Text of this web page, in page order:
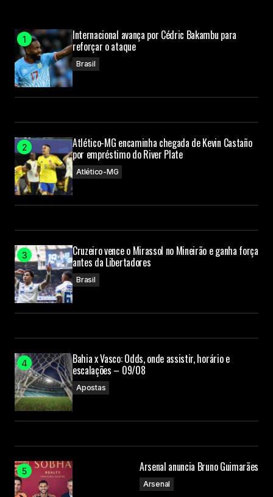
Internacional avança por Cédric Bakambu para
reforçar o ataque
Brasil
Atlético-MG encaminha chegada de Kevin Castaño
por empréstimo do River Plate
Atlético-MG
Cruzeiro vence o Mirassol no Mineirão e ganha força
antes da Libertadores
Brasil
Bahia x Vasco: Odds, onde assistir, horário e
escalações – 09/08
Apostas
Arsenal anuncia Bruno Guimarães
Arsenal